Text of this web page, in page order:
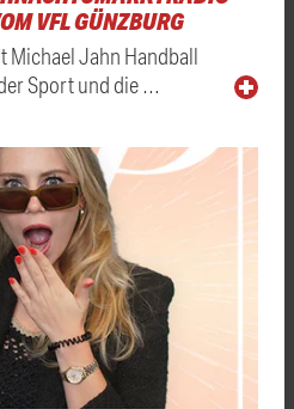
VFL GÜNZBURG
Michael Jahn Handball
Sport und die …